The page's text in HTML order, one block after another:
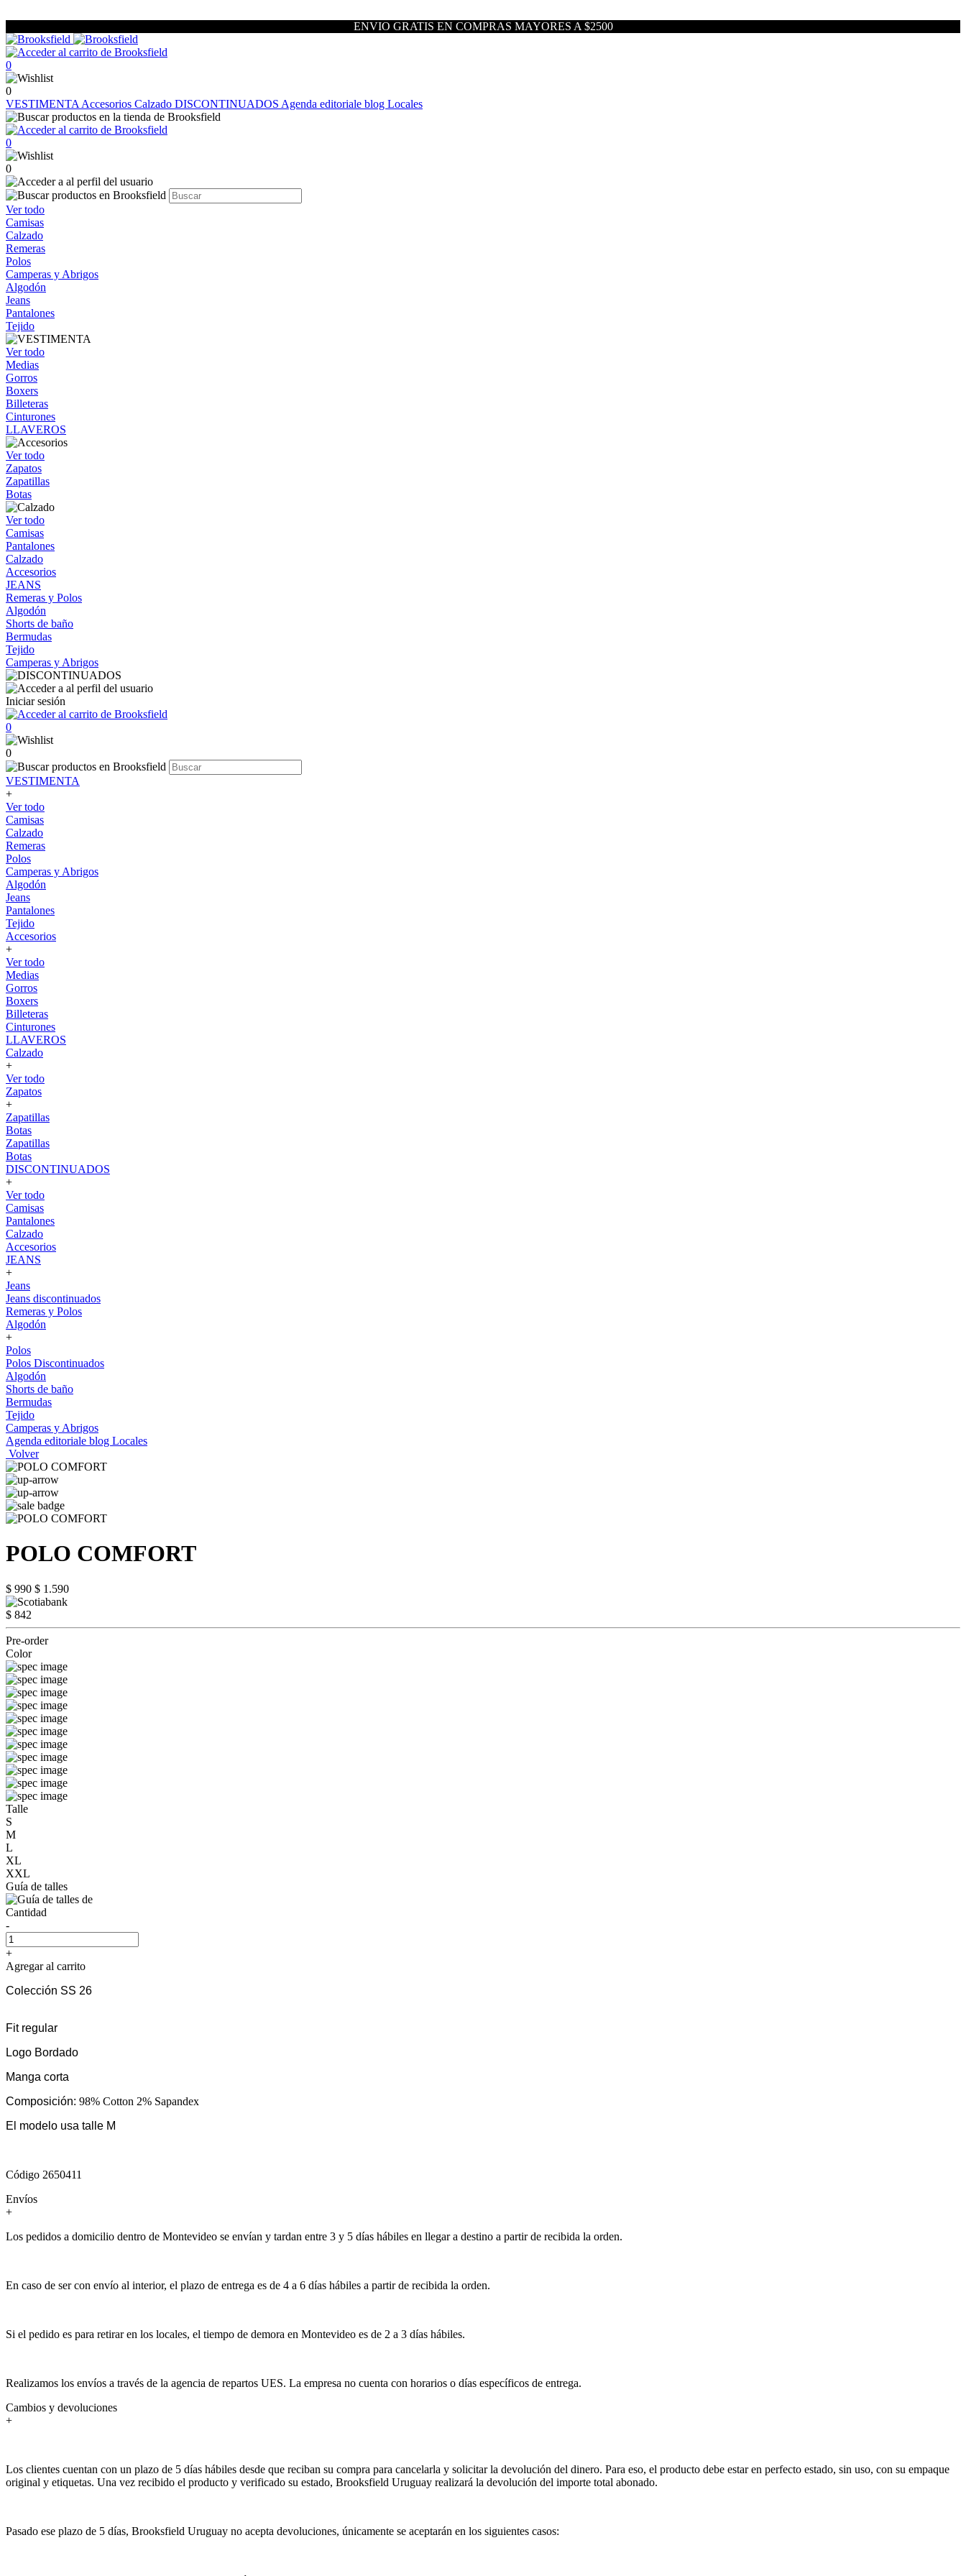
ENVIO GRATIS EN COMPRAS MAYORES A $2500
0
0
VESTIMENTA Accesorios Calzado DISCONTINUADOS Agenda editoriale blog Locales
0
0
Ver todo
Camisas
Calzado
Remeras
Polos
Camperas y Abrigos
Algodón
Jeans
Pantalones
Tejido
Ver todo
Medias
Gorros
Boxers
Billeteras
Cinturones
LLAVEROS
Ver todo
Zapatos
Zapatillas
Botas
Ver todo
Camisas
Pantalones
Calzado
Accesorios
JEANS
Remeras y Polos
Algodón
Shorts de baño
Bermudas
Tejido
Camperas y Abrigos
Iniciar sesión
0
0
VESTIMENTA
+
Ver todo
Camisas
Calzado
Remeras
Polos
Camperas y Abrigos
Algodón
Jeans
Pantalones
Tejido
Accesorios
+
Ver todo
Medias
Gorros
Boxers
Billeteras
Cinturones
LLAVEROS
Calzado
+
Ver todo
Zapatos
+
Zapatillas
Botas
Zapatillas
Botas
DISCONTINUADOS
+
Ver todo
Camisas
Pantalones
Calzado
Accesorios
JEANS
+
Jeans
Jeans discontinuados
Remeras y Polos
Algodón
+
Polos
Polos Discontinuados
Algodón
Shorts de baño
Bermudas
Tejido
Camperas y Abrigos
Agenda editoriale blog Locales
Volver
POLO COMFORT
$ 990 $ 1.590
$ 842
Pre-order
Color
Talle
S
M
L
XL
XXL
Guía de talles
Cantidad
-
+
Agregar al carrito
Colección SS 26
Fit regular
Logo Bordado
Manga corta
Composición: 98% Cotton 2% Sapandex
El modelo usa talle M
Código 2650411
Envíos
+
Los pedidos a domicilio dentro de Montevideo se envían y tardan entre 3 y 5 días hábiles en llegar a destino a partir de recibida la orden.
En caso de ser con envío al interior, el plazo de entrega es de 4 a 6 días hábiles a partir de recibida la orden.
Si el pedido es para retirar en los locales, el tiempo de demora en Montevideo es de 2 a 3 días hábiles.
Realizamos los envíos a través de la agencia de repartos UES. La empresa no cuenta con horarios o días específicos de entrega.
Cambios y devoluciones
+
Los clientes cuentan con un plazo de 5 días hábiles desde que reciban su compra para cancelarla y solicitar la devolución del dinero. Para eso, el producto debe estar en perfecto estado, sin uso, con su empaque
original y etiquetas. Una vez recibido el producto y verificado su estado, Brooksfield Uruguay realizará la devolución del importe total abonado.
Pasado ese plazo de 5 días, Brooksfield Uruguay no acepta devoluciones, únicamente se aceptarán en los siguientes casos: